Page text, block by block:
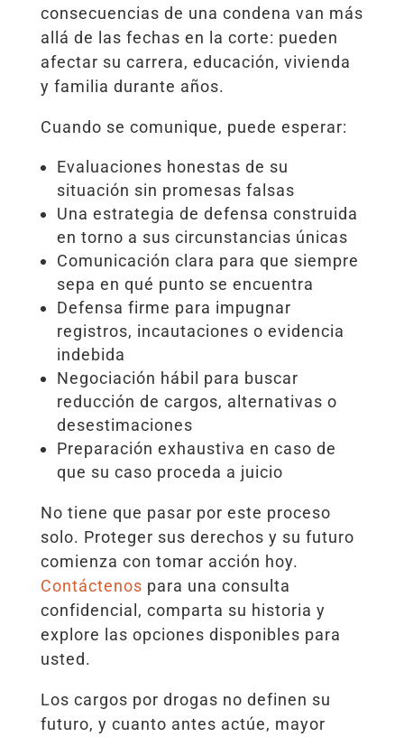
consecuencias de una condena van más
allá de las fechas en la corte: pueden
afectar su carrera, educación, vivienda
y familia durante años.
Cuando se comunique, puede esperar:
Evaluaciones honestas de su
situación sin promesas falsas
Una estrategia de defensa construida
en torno a sus circunstancias únicas
Comunicación clara para que siempre
sepa en qué punto se encuentra
Defensa firme para impugnar
registros, incautaciones o evidencia
indebida
Negociación hábil para buscar
reducción de cargos, alternativas o
desestimaciones
Preparación exhaustiva en caso de
que su caso proceda a juicio
No tiene que pasar por este proceso
solo. Proteger sus derechos y su futuro
comienza con tomar acción hoy.
Contáctenos para una consulta
confidencial, comparta su historia y
explore las opciones disponibles para
usted.
Los cargos por drogas no definen su
futuro, y cuanto antes actúe, mayor